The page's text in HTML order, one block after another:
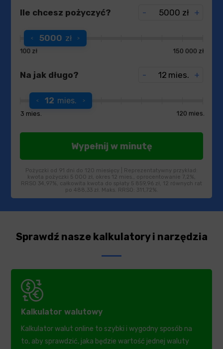
Ile chcesz pożyczyć? zł
- +
5000 zł
100 zł 150 000 zł
Na jak długo? mies.
- +
12 mies.
3 mies. 120 mies.
Pożyczki od 91 dni do 120 miesięcy | Reprezentatywny przykład:
kwota pożyczki 5 000 zł, okres 12 mies., oprocentowanie 7,2%,
RRSO 34,97%, całkowita kwota do spłaty 5 859,96 zł, 12 równych rat
po 488,33 zł. Maks. RRSO: 311,72%.
Sprawdź nasze kalkulatory i narzędzia
Kalkulator walutowy
Kalkulator walut online to szybki i wygodny sposób na
to, aby sprawdzić, jaka będzie wartość jednej waluty